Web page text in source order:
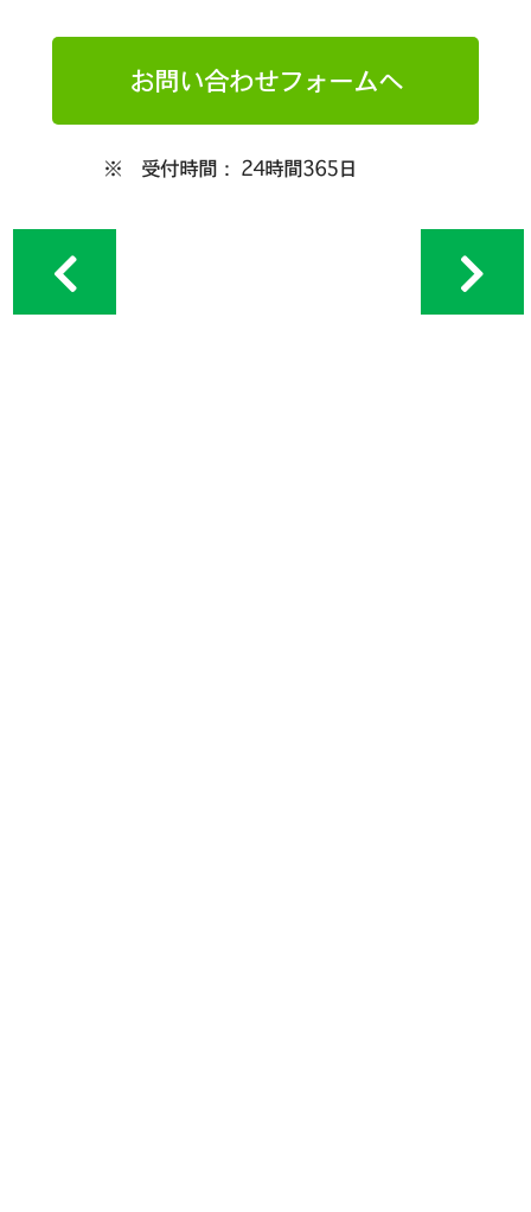
お問い合わせフォームへ
※ 受付時間： 24時間365日